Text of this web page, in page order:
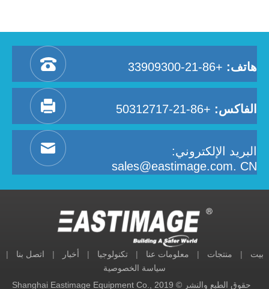
هاتف: +86-21-33909300
الفاكس: +86-21-50312717
البريد الإلكتروني:
sales@eastimage.com. CN
بيت | منتجات | معلومات عنا | تكنولوجيا | أخبار | اتصل بنا
|
سياسة الخصوصية
حقوق الطبع والنشر © 2019 Shanghai Eastimage Equipment Co.,